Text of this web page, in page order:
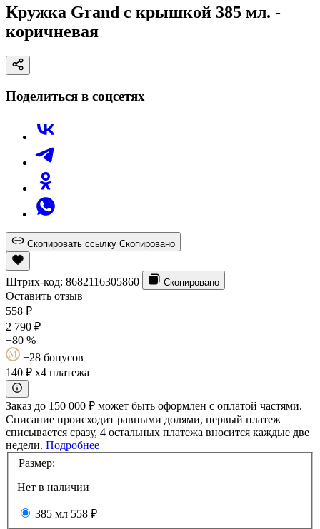
Кружка Grand с крышкой 385 мл. -
коричневая
Поделиться в соцсетях
Скопировать ссылку Скопировано
Штрих-код: 8682116305860 Скопировано
Оставить отзыв
558 ₽
2 790 ₽
−80 %
+28 бонусов
140 ₽ x4 платежа
Заказ до 150 000 ₽ может быть оформлен с оплатой частями.
Списание происходит равными долями, первый платеж
списывается сразу, 4 остальных платежа вносится каждые две
недели. Подробнее
Размер:
Нет в наличии
385 мл 558 ₽